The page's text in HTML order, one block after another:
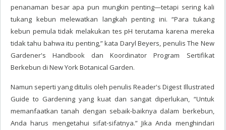
penanaman besar apa pun mungkin penting—tetapi sering kali
tukang kebun melewatkan langkah penting ini. “Para tukang
kebun pemula tidak melakukan tes pH terutama karena mereka
tidak tahu bahwa itu penting,” kata Daryl Beyers, penulis The New
Gardener's Handbook dan Koordinator Program Sertifikat
Berkebun di New York Botanical Garden.
Namun seperti yang ditulis oleh penulis Reader's Digest Illustrated
Guide to Gardening yang kuat dan sangat diperlukan, “Untuk
memanfaatkan tanah dengan sebaik-baiknya dalam berkebun,
Anda harus mengetahui sifat-sifatnya.” Jika Anda menghindari